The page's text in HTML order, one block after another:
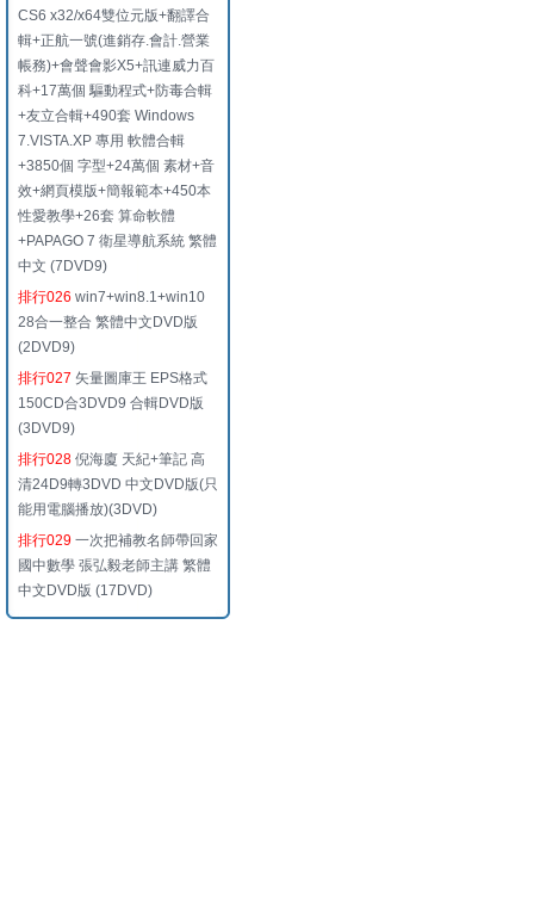
CS6 x32/x64雙位元版+翻譯合
輯+正航一號(進銷存.會計.營業
帳務)+會聲會影X5+訊連威力百
科+17萬個 驅動程式+防毒合輯
+友立合輯+490套 Windows
7.VISTA.XP 專用 軟體合輯
+3850個 字型+24萬個 素材+音
效+網頁模版+簡報範本+450本
性愛教學+26套 算命軟體
+PAPAGO 7 衛星導航系統 繁體
中文 (7DVD9)
排行026 win7+win8.1+win10
28合一整合 繁體中文DVD版
(2DVD9)
排行027 矢量圖庫王 EPS格式
150CD合3DVD9 合輯DVD版
(3DVD9)
排行028 倪海廈 天紀+筆記 高
清24D9轉3DVD 中文DVD版(只
能用電腦播放)(3DVD)
排行029 一次把補教名師帶回家
國中數學 張弘毅老師主講 繁體
中文DVD版 (17DVD)